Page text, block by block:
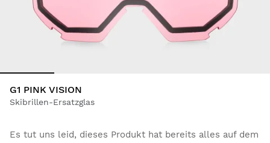
G1 PINK VISION
Skibrillen-Ersatzglas
Es tut uns leid, dieses Produkt hat bereits alles auf dem